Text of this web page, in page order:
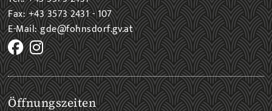
Fax: +43 3573 2431 - 107
E-Mail: gde@fohnsdorf.gv.at
Öffnungszeiten